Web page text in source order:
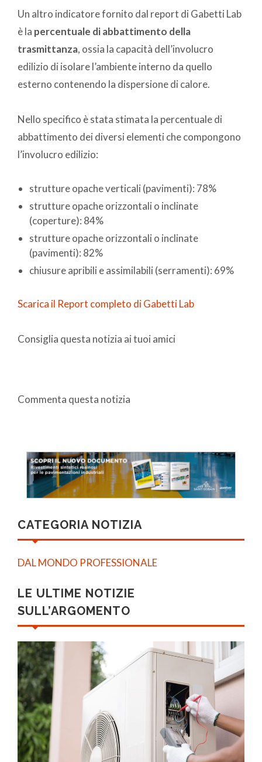
Un altro indicatore fornito dal report di Gabetti Lab
è la percentuale di abbattimento della
trasmittanza, ossia la capacità dell’involucro
edilizio di isolare l’ambiente interno da quello
esterno contenendo la dispersione di calore.
Nello specifico è stata stimata la percentuale di
abbattimento dei diversi elementi che compongono
l’involucro edilizio:
strutture opache verticali (pavimenti): 78%
strutture opache orizzontali o inclinate
(coperture): 84%
strutture opache orizzontali o inclinate
(pavimenti): 82%
chiusure apribili e assimilabili (serramenti): 69%
Scarica il Report completo di Gabetti Lab
Consiglia questa notizia ai tuoi amici
Commenta questa notizia
CATEGORIA NOTIZIA
DAL MONDO PROFESSIONALE
LE ULTIME NOTIZIE
SULL’ARGOMENTO